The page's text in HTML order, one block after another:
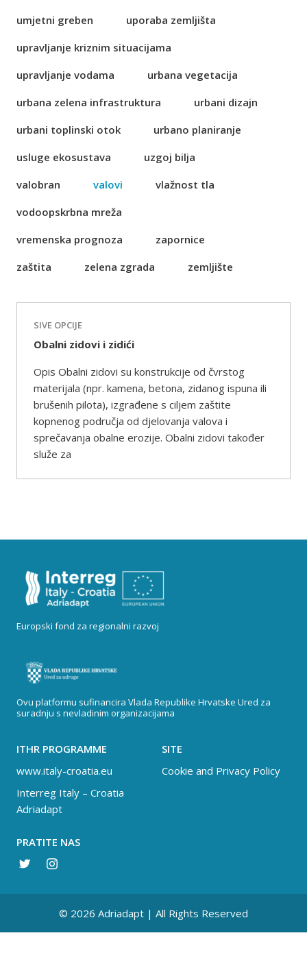
umjetni greben
uporaba zemljišta
upravljanje kriznim situacijama
upravljanje vodama
urbana vegetacija
urbana zelena infrastruktura
urbani dizajn
urbani toplinski otok
urbano planiranje
usluge ekosustava
uzgoj bilja
valobran
valovi
vlažnost tla
vodoopskrbna mreža
vremenska prognoza
zapornice
zaštita
zelena zgrada zemljište
SIVE OPCIJE
Obalni zidovi i zidići
Opis Obalni zidovi su konstrukcije od čvrstog
materijala (npr. kamena, betona, zidanog ispuna ili
brušenih pilota), izgrađene s ciljem zaštite
kopnenog područja od djelovanja valova i
sprečavanja obalne erozije. Obalni zidovi također
služe za
Europski fond za regionalni razvoj
Ovu platformu sufinancira Vlada Republike Hrvatske Ured za
suradnju s nevladinim organizacijama
ITHR PROGRAMME
www.italy-croatia.eu
Interreg Italy – Croatia
Adriadapt
SITE
Cookie and Privacy Policy
PRATITE NAS
© 2026 Adriadapt | All Rights Reserved